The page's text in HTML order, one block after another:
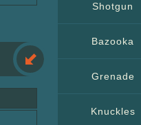
Shotgun
Bazooka
Grenade
Knuckles